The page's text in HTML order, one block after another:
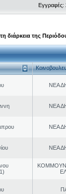
Εγγραφές:
διάρκεια της
ΝΕΑ
ΝΕΑ
ΝΕΑ
ΝΕΑ